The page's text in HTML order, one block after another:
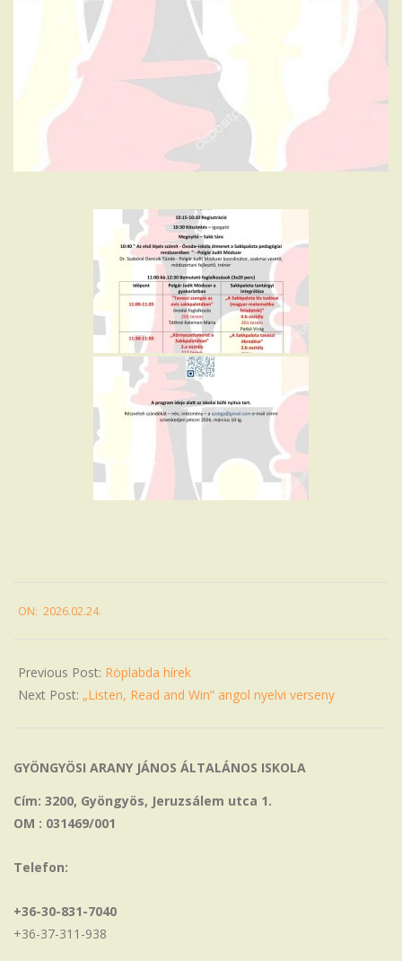
02-
ON: 2026.02.24.
Previous Post: Röplabda hírek
Next Post: „Listen, Read and Win” angol nyelvi verseny
GYÖNGYÖSI ARANY JÁNOS ÁLTALÁNOS ISKOLA
Cím: 3200, Gyöngyös, Jeruzsálem utca 1.
OM : 031469/001
Telefon:
+36-30-831-7040
+36-37-311-938